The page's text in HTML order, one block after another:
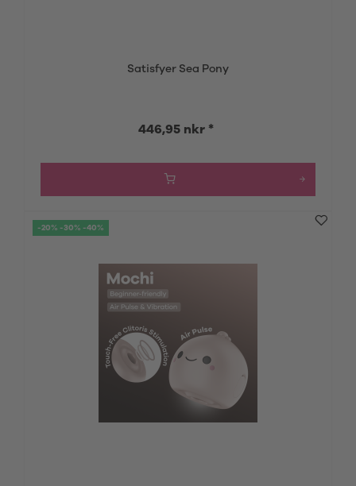
Satisfyer Sea Pony
446,95 nkr *
-20% -30% -40%